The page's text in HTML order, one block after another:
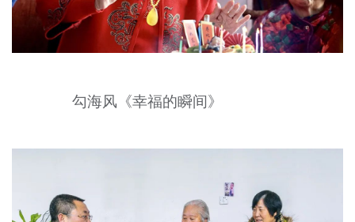
勾海风《幸福的瞬间》